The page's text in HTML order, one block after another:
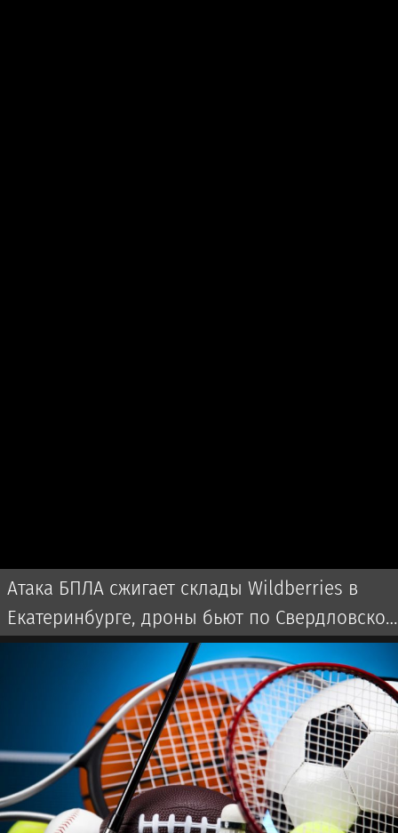
Атака БПЛА сжигает склады Wildberries в
Екатеринбурге, дроны бьют по Свердловской
области и Екатеринбургу 7 августа 2026